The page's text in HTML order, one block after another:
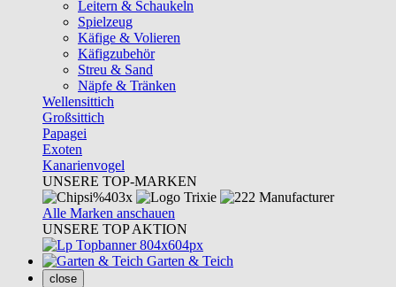
Leitern & Schaukeln
Spielzeug
Käfige & Volieren
Käfigzubehör
Streu & Sand
Näpfe & Tränken
Wellensittich
Großsittich
Papagei
Exoten
Kanarienvogel
UNSERE TOP-MARKEN
Alle Marken anschauen
UNSERE TOP AKTION
Garten & Teich
close